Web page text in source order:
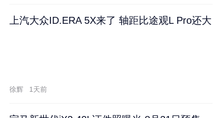
上汽大众ID.ERA 5X来了 轴距比途观L Pro还大
徐辉 1天前